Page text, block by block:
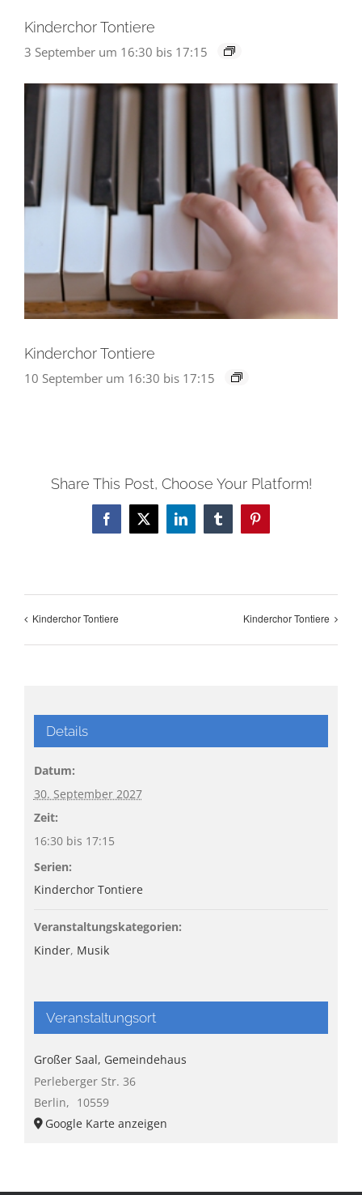
Kinderchor Tontiere
3 September um 16:30 bis 17:15
Kinderchor Tontiere
10 September um 16:30 bis 17:15
Share This Post, Choose Your Platform!
Facebook
X LinkedInTumblrPinterest
Kinderchor Tontiere Kinderchor Tontiere
Details
Datum:
30. September 2027
Zeit:
16:30 bis 17:15
Serien:
Kinderchor Tontiere
Veranstaltungskategorien:
Kinder, Musik
Veranstaltungsort
Großer Saal, Gemeindehaus
Perleberger Str. 36
Berlin, 10559
Google Karte anzeigen